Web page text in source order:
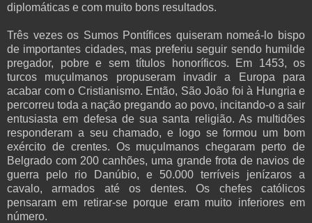
diplomáticas e com muito bons resultados.
Três vezes os Sumos Pontífices quiseram nomeá-lo bispo
de importantes cidades, mas preferiu seguir sendo humilde
pregador, pobre e sem títulos honoríficos. Em 1453, os
turcos muçulmanos propuseram invadir a Europa para
acabar com o Cristianismo. Então, São João foi à Hungria e
percorreu toda a nação pregando ao povo, incitando-o a sair
entusiasta em defesa de sua santa religião. As multidões
responderam a seu chamado, e logo se formou um bom
exército de crentes. Os muçulmanos chegaram perto de
Belgrado com 200 canhões, uma grande frota de navios de
guerra pelo rio Danúbio, e 50.000 terríveis jenízaros a
cavalo, armados até os dentes. Os chefes católicos
pensaram em retirar-se porque eram muito inferiores em
número.